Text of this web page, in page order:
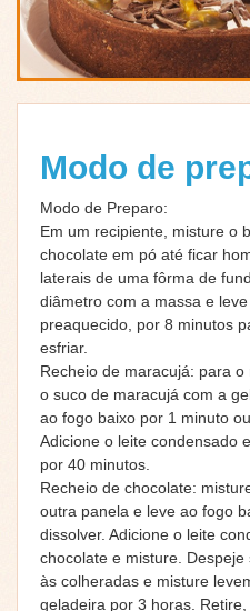
Modo de
Modo de Preparo:
Em um recipiente, misture o
chocolate em pó até ficar
laterais de uma fôrma de
diâmetro com a massa e
preaquecido, por 8 minutos
esfriar.
Recheio de maracujá: para
o suco de maracujá com a
ao fogo baixo por 1 minuto
Adicione o leite condensado
por 40 minutos.
Recheio de chocolate:
outra panela e leve ao fogo
dissolver. Adicione o leite
chocolate e misture. Despeje
às colheradas e misture
geladeira por 3 horas.